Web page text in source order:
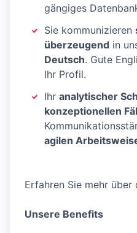
gängiges
Sie kommunizieren
überzeugend in
Deutsch. Gute
Ihr Profil.
Ihr analytischer
konzeptionellen
agilen
Erfahren Sie mehr über
Unsere Benefits